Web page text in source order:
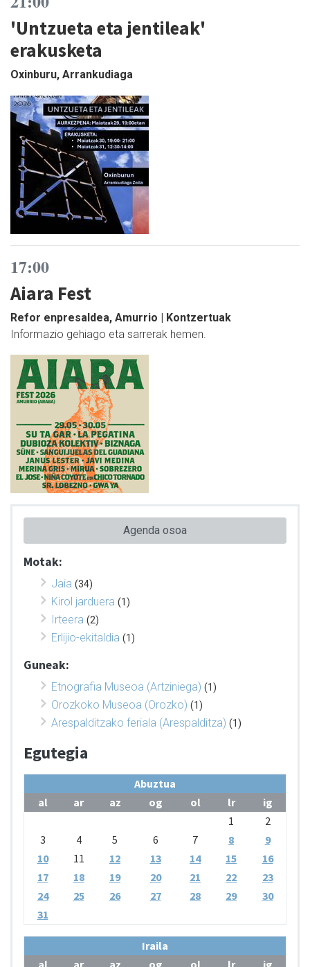
'Untzueta eta jentileak'
erakusketa
Oxinburu, Arrankudiaga
17:00
Aiara Fest
Refor enpresaldea, Amurrio | Kontzertuak
Informazio gehiago eta sarrerak hemen.
Agenda osoa
Motak:
Jaia (34)
Kirol jarduera (1)
Irteera (2)
Erlijio-ekitaldia (1)
Guneak:
Etnografia Museoa (Artziniega) (1)
Orozkoko Museoa (Orozko) (1)
Arespalditzako feriala (Arespalditza) (1)
Egutegia
Abuztua
al
ar az og ol lr
ig
1
2
3
4 5 6 7 8
9
10
11 12 13 14 15
16
17
18 19 20 21 22
23
24
25 26 27 28 29
30
31
Iraila